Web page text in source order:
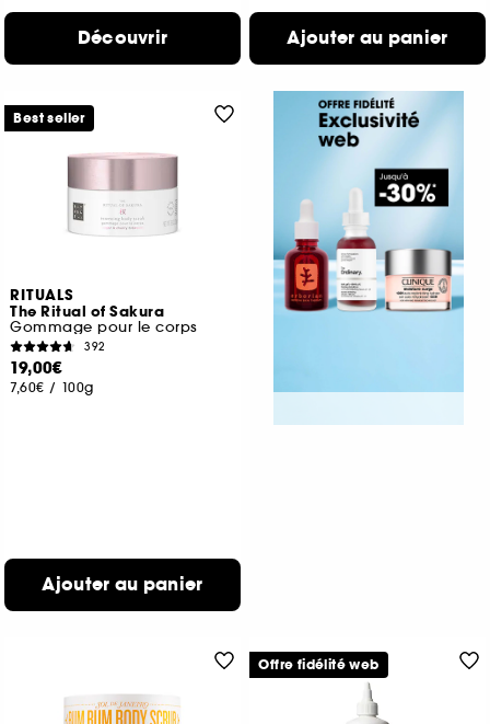
Découvrir Ajouter au panier
RITUALS
The Ritual of Sakura
Gommage pour le corps
392
19,00€
7,60€ / 100g
Ajouter au panier
Best seller
Offre fidélité web